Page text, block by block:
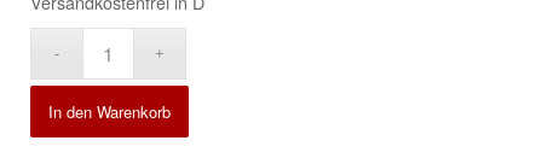
In den Warenkorb